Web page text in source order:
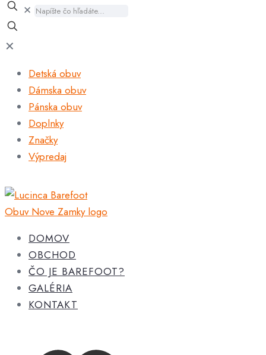
✕
✕
Detská obuv
Dámska obuv
Pánska obuv
Doplnky
Značky
Výpredaj
DOMOV
OBCHOD
ČO JE BAREFOOT?
GALÉRIA
KONTAKT